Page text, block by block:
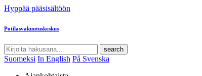
Hyppää pääsisältöön
Potilasvakuutuskeskus
search
Suomeksi In English På Svenska